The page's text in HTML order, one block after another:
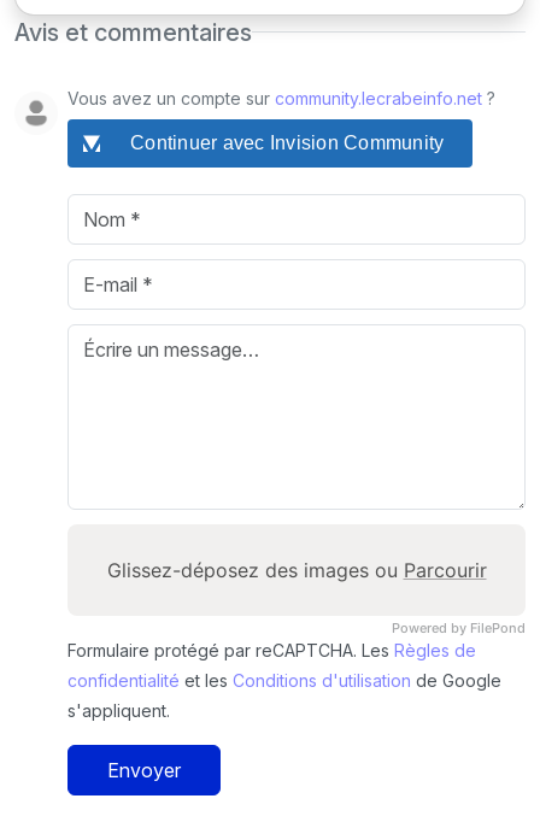
Avis et commentaires
Vous avez un compte sur community.lecrabeinfo.net ?
Continuer avec Invision Community
Powered by FilePond
Glissez-déposez des images ou Parcourir
Formulaire protégé par reCAPTCHA. Les Règles de
confidentialité et les Conditions d'utilisation de Google
s'appliquent.
Envoyer